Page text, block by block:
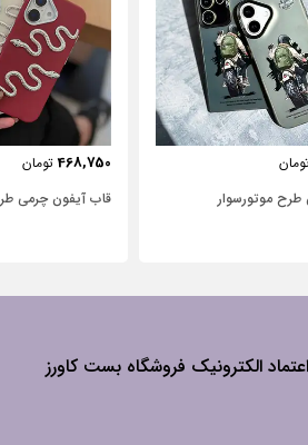
تومان
چرمی طرح مار
443,750 تومان
قاب آیفون شفاف
الکترونیک فروشگاه بست کاورز